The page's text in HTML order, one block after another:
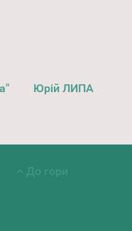
Юрій ЛИПА
До гори